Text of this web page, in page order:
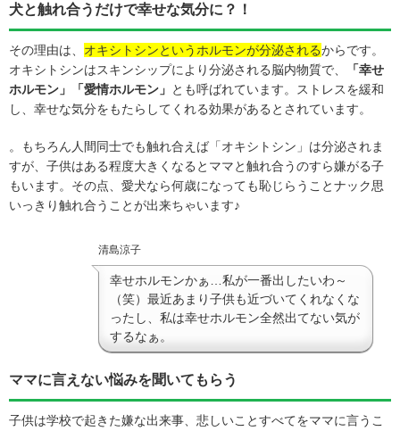
犬と触れ合うだけで幸せな気分に？！
その理由は、 オキシトシンというホルモンが分泌されるからです。
オキシトシンはスキンシップにより分泌される脳内物質で、
「幸せ
ホルモン」「愛情ホルモン」 とも呼ばれています。ストレスを緩和
し、幸せな気分をもたらしてくれる効果があるとされています。
。もちろん人間同士でも触れ合えば「オキシトシン」は分泌されま
すが、子供はある程度大きくなるとママと触れ合うのすら嫌がる子
もいます。その点、愛犬なら何歳になっても恥じらうことナック思
いっきり触れ合うことが出来ちゃいます♪
清島涼子
幸せホルモンかぁ…私が一番出したいわ～
（笑）最近あまり子供も近づいてくれなくな
ったし、私は幸せホルモン全然出てない気が
するなぁ。
ママに言えない悩みを聞いてもらう
子供は学校で起きた嫌な出来事、悲しいことすべてをママに言うこ